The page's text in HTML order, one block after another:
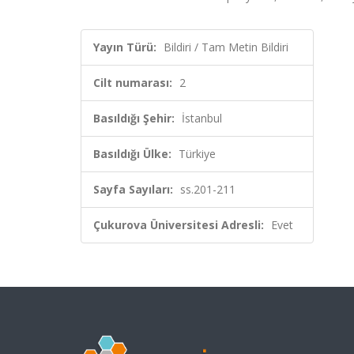
Yayın Türü: Bildiri / Tam Metin Bildiri
Cilt numarası: 2
Basıldığı Şehir: İstanbul
Basıldığı Ülke: Türkiye
Sayfa Sayıları: ss.201-211
Çukurova Üniversitesi Adresli: Evet